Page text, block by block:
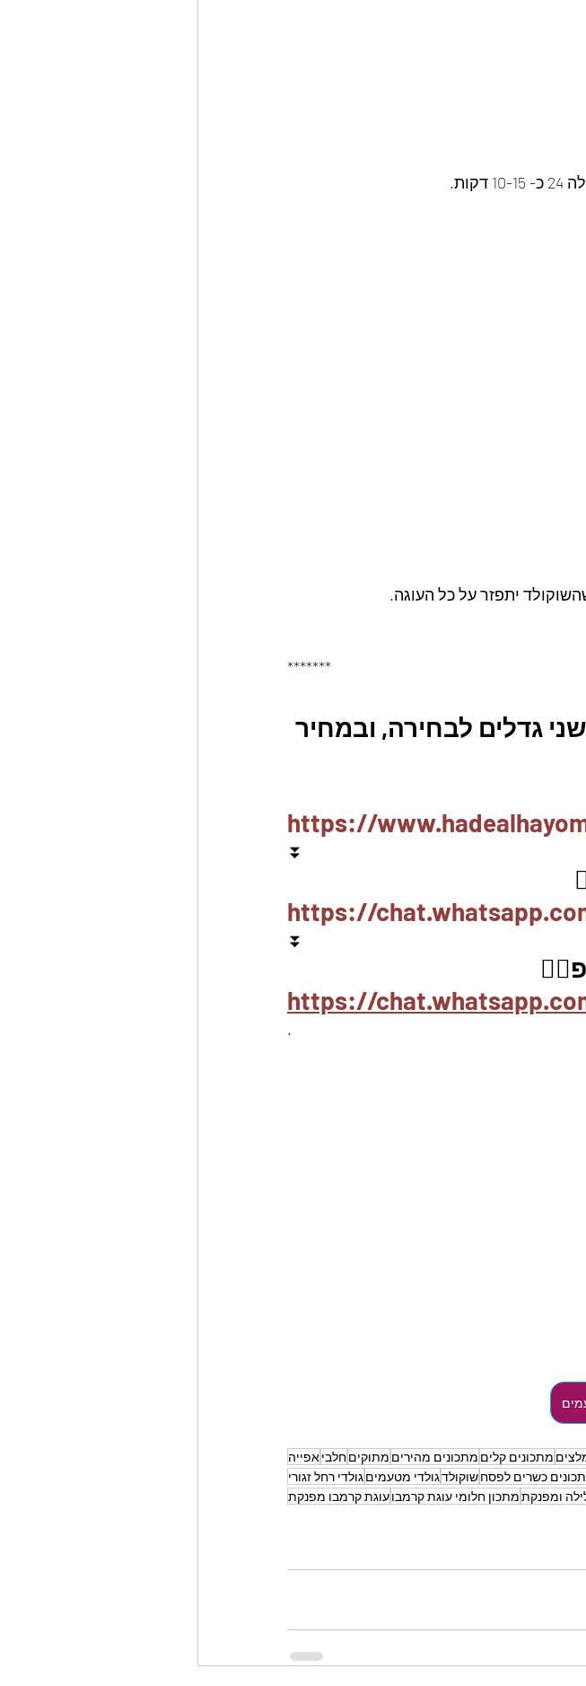
יתפזר על כל העוגה.
*******
גדלים לבחירה, ובמחיר
https://
⏬
https://
⏬
https://
.
מתכונים קלים מתכונים מהירים מתוקיםחלביאפייה
כשרים לפסחשוקולדגולדי מטעמיםגולדי רחל זגורי
ומפנקתמתכון חלומי עוגת קרמבועוגת קרמבו מפנקת